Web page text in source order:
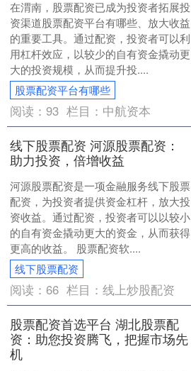
在渭南，股票配资已成为投资者拓展投
资渠道股票配资平台有哪些、放大收益
的重要工具。通过配资，投资者可以利
用杠杆效应，以较少的自有资金撬动更
大的投资规模，从而提升投....
股票配资平台有哪些
阅读：93 栏目： 中航资本
线下股票配资 河源股票配资：
助力投资，倍增收益
河源股票配资是一项金融服务线下股票
配资，为投资者提供资金杠杆，放大投
资收益。通过配资，投资者可以以较小
的自有资金撬动更大的资金，从而获得
更高的收益。 股票配资软....
线下股票配资
阅读：66 栏目：线上炒股配资
股票配资首选平台 湖北股票配
资：助您投资腾飞，把握市场先
机